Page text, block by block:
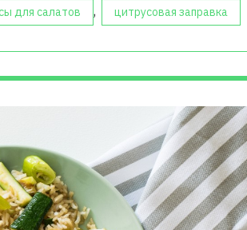
для салатов , цитрусовая заправка